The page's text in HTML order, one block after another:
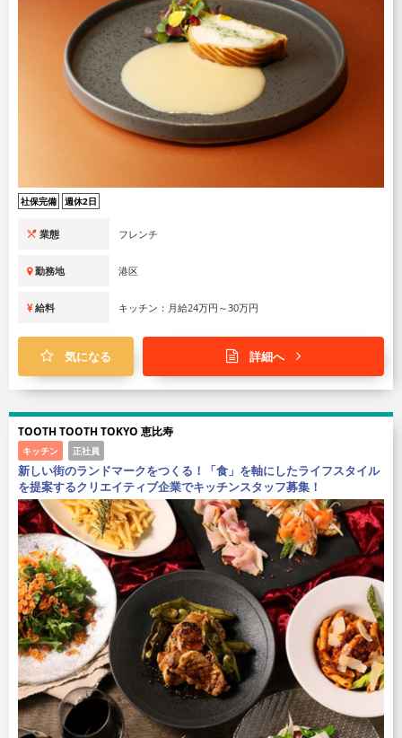
社保完備 週休2日
業態 フレンチ
勤務地 港区
給料 キッチン：月給24万円～30万円
気になる 詳細へ
TOOTH TOOTH TOKYO 恵比寿
キッチン 正社員
新しい街のランドマークをつくる！「食」を軸にしたライフスタイル
を提案するクリエイティブ企業でキッチンスタッフ募集！